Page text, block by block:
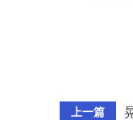
上一篇